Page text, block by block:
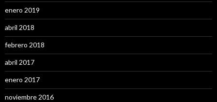
enero 2019
abril 2018
febrero 2018
abril 2017
enero 2017
noviembre 2016